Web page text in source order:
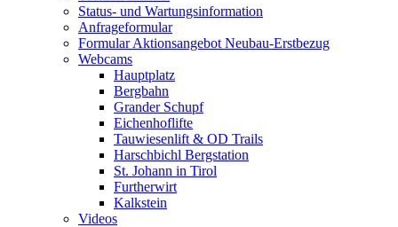
Status- und Wartungsinformation
Anfrageformular
Formular Aktionsangebot Neubau-Erstbezug
Webcams
Hauptplatz
Bergbahn
Grander Schupf
Eichenhoflifte
Tauwiesenlift & OD Trails
Harschbichl Bergstation
St. Johann in Tirol
Furtherwirt
Kalkstein
Videos